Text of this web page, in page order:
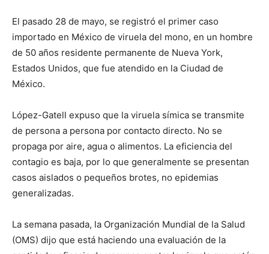
El pasado 28 de mayo, se registró el primer caso
importado en México de viruela del mono, en un hombre
de 50 años residente permanente de Nueva York,
Estados Unidos, que fue atendido en la Ciudad de
México.
López-Gatell expuso que la viruela símica se transmite
de persona a persona por contacto directo. No se
propaga por aire, agua o alimentos. La eficiencia del
contagio es baja, por lo que generalmente se presentan
casos aislados o pequeños brotes, no epidemias
generalizadas.
La semana pasada, la Organización Mundial de la Salud
(OMS) dijo que está haciendo una evaluación de la